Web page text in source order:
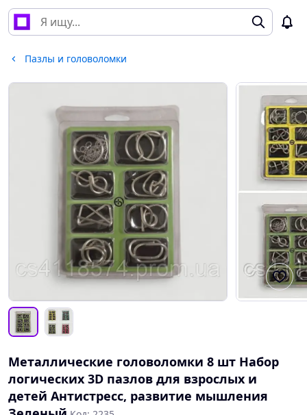
Пазлы и головоломки
Металлические головоломки 8 шт Набор
логических 3D пазлов для взрослых и
детей Антистресс, развитие мышления